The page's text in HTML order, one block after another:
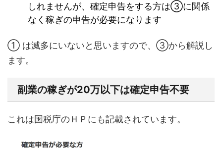
しれませんが、確定申告をする方は③に関係
なく稼ぎの申告が必要になります
① は滅多にいないと思いますので、③から解説し
ます。
副業の稼ぎが20万以下は確定申告不要
これは国税庁のＨＰにも記載されています。